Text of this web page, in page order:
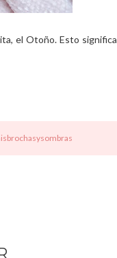
el Otoño. Esto significa